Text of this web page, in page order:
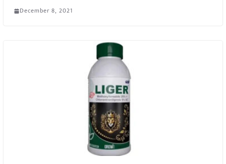
December 8, 2021